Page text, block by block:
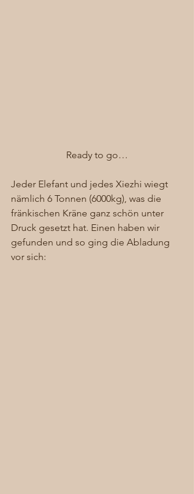
Ready to go…
Jeder Elefant und jedes Xiezhi wiegt
nämlich 6 Tonnen (6000kg), was die
fränkischen Kräne ganz schön unter
Druck gesetzt hat. Einen haben wir
gefunden und so ging die Abladung
vor sich: